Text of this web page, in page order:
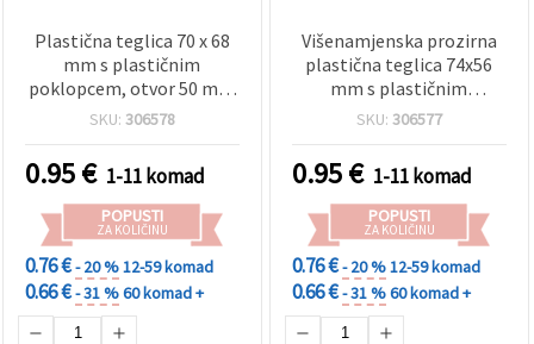
Plastična teglica 70 x 68
mm s plastičnim
poklopcem, otvor 50 mm
– spremnik za hobi i
SKU: 306578
0.95€ 1-11 komad
POPUSTI
ZA KOLIČINU
0.76 €- 20 %12-59 komad
0.66 €- 31 %60 komad +
Višenamjenska prozirna
plastična teglica 74x56
mm s plastičnim
poklopcem, promjer
pohranu, hobi, ručni rad i
DIY pribor
SKU: 306577
0.95€ 1-11 komad
POPUSTI
ZA KOLIČINU
0.76 €- 20 %12-59 komad
0.66 €- 31 %60 komad +